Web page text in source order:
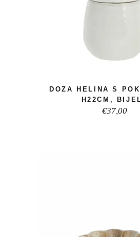
DOZA HELINA S
H22CM,
€37,00